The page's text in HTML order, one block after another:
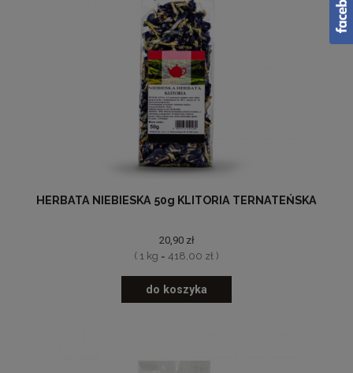
HERBATA NIEBIESKA 50g KLITORIA TERNATEŃSKA
20,90 zł
( 1 kg = 418,00 zł )
do koszyka